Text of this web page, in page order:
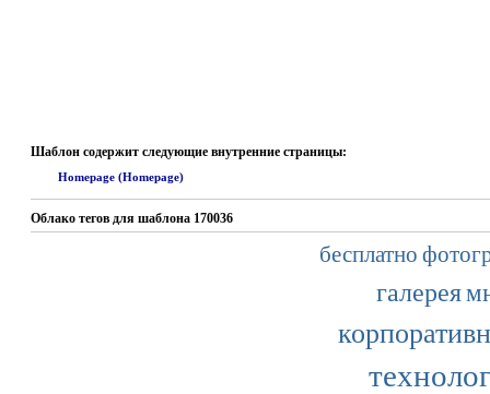
Шаблон содержит следующие внутренние страницы:
Homepage (Homepage)
Облако тегов для шаблона 170036
бесплатно
галерея